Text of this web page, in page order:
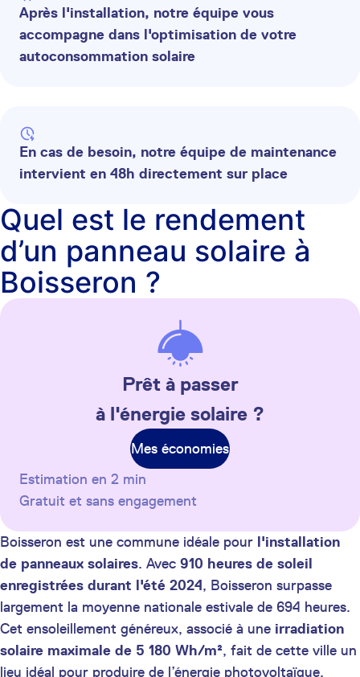
Après l'installation, notre équipe vous
accompagne dans l'optimisation de votre
autoconsommation solaire
En cas de besoin, notre équipe de maintenance
intervient en 48h directement sur place
Quel est le rendement
d’un panneau solaire à
Boisseron ?
Prêt à passer
à l'énergie solaire ?
Mes économies
Estimation en 2 min
Gratuit et sans engagement
Boisseron est une commune idéale pour l'installation
de panneaux solaires. Avec 910 heures de soleil
enregistrées durant l'été 2024, Boisseron surpasse
largement la moyenne nationale estivale de 694 heures.
Cet ensoleillement généreux, associé à une irradiation
solaire maximale de 5 180 Wh/m², fait de cette ville un
lieu idéal pour produire de l’énergie photovoltaïque.